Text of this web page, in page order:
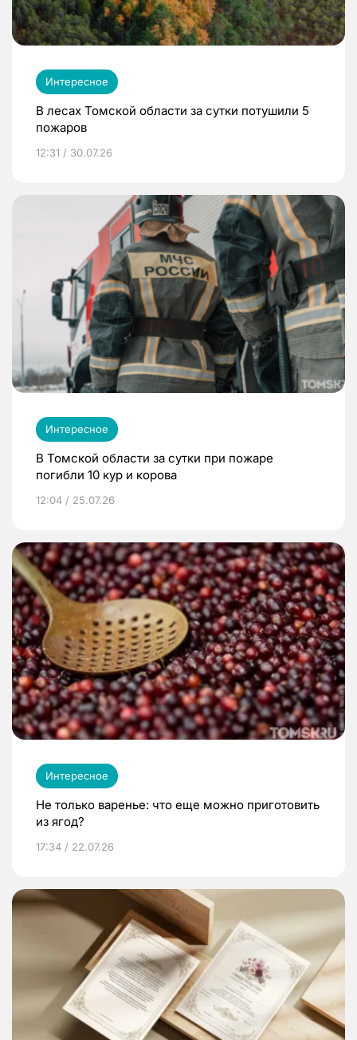
Интересное
В лесах Томской области за сутки потушили 5
пожаров
12:31 / 30.07.26
Интересное
В Томской области за сутки при пожаре
погибли 10 кур и корова
12:04 / 25.07.26
Интересное
Не только варенье: что еще можно приготовить
из ягод?
17:34 / 22.07.26